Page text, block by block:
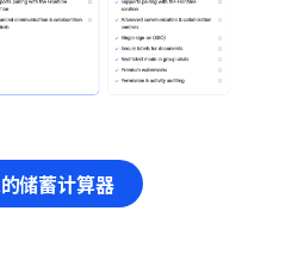
储蓄计算器